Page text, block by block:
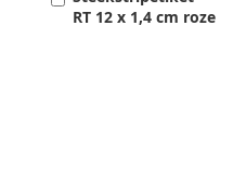
RT 12 x 1,4 cm roze